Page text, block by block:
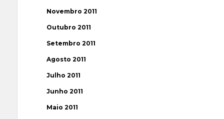
Novembro 2011
Outubro 2011
Setembro 2011
Agosto 2011
Julho 2011
Junho 2011
Maio 2011